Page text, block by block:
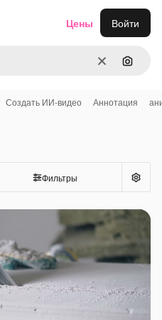
ОчиститьПоиск
Цены Войти
Создать ИИ-видео Аннотация
Фильтры